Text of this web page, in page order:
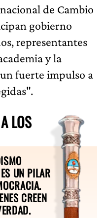
de Cambio
gobierno
representantes
y la
fuerte impulso a
LOS
UN PILAR
CREEN